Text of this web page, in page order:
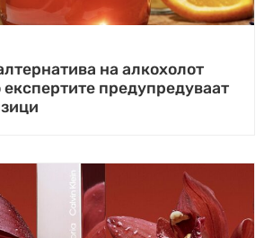
на алкохолот
експертите предупредуваат